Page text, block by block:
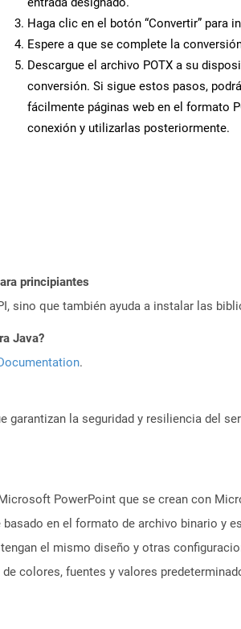
Haga clic en el botón “Convertir” para
Espere a que se complete la
Descargue el archivo POTX a su
conversión. Si sigue estos pasos,
fácilmente páginas web en el formato
conexión y utilizarlas posteriormente.
principiantes
sino que también ayuda a instalar las
Java?
.
garantizan la seguridad y resiliencia del
PowerPoint que se crean con
en el formato de archivo binario y
el mismo diseño y otras
colores, fuentes y valores